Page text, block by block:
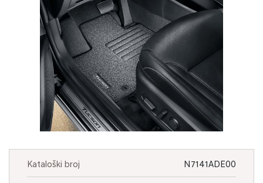
Kataloški broj N7141ADE00